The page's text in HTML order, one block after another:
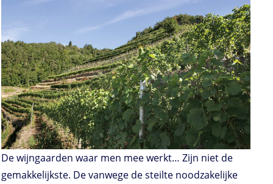
De wijngaarden waar men mee werkt… Zijn niet de
gemakkelijkste. De vanwege de steilte noodzakelijke